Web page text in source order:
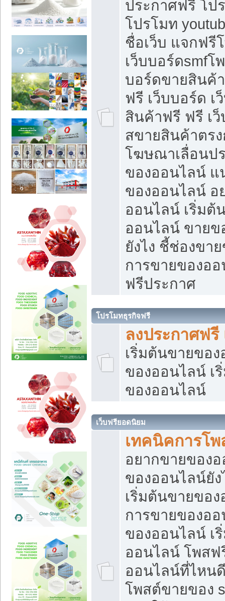
ประกาศฟรี โป
โปรโมท
ชื่อเว็บ แจกฟรี
เว็บบอร์ดsmfโ
บอร์ดขายสินค้
ฟรี เว็บบอร์ด เ
สินค้าฟรี ฟรี เ
สขายสินค้าตร
โฆษณาเลื่อนป
ของออนไลน์ แ
ของออนไลน์ อ
ออนไลน์ เริ่มต้
ออนไลน์ ขายข
ยังไง ชี้ช่องขา
การขายของออ
ฟรีประกาศ
โปรโมทธุรกิจฟรี
ลงประกาศฟรี
เริ่มต้นขายขอ
ของออนไลน์ เ
ของออนไลน์
เว็บฟรียอดนิยม
เทคนิคการโ
อยากขายของ
ของออนไลน์ยั
เริ่มต้นขายของ
การขายของอ
ของออนไลน์ เ
ออนไลน์ โพสฟ
ออนไลน์ที่ไหน
โพสต์ขายของ